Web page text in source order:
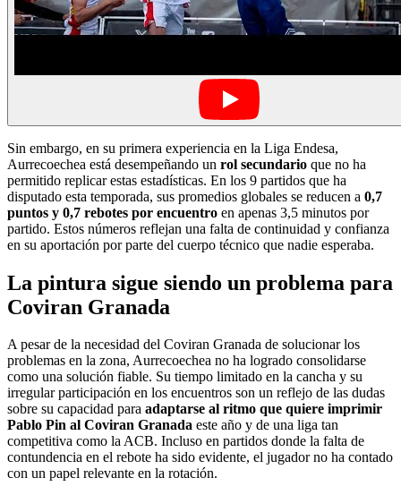
Sin embargo, en su primera experiencia en la Liga Endesa,
Aurrecoechea está desempeñando un rol secundario que no ha
permitido replicar estas estadísticas. En los 9 partidos que ha
disputado esta temporada, sus promedios globales se reducen a 0,7
puntos y 0,7 rebotes por encuentro en apenas 3,5 minutos por
partido. Estos números reflejan una falta de continuidad y confianza
en su aportación por parte del cuerpo técnico que nadie esperaba.
La pintura sigue siendo un problema para
Coviran Granada
A pesar de la necesidad del Coviran Granada de solucionar los
problemas en la zona, Aurrecoechea no ha logrado consolidarse
como una solución fiable. Su tiempo limitado en la cancha y su
irregular participación en los encuentros son un reflejo de las dudas
sobre su capacidad para adaptarse al ritmo que quiere imprimir
Pablo Pin al Coviran Granada este año y de una liga tan
competitiva como la ACB. Incluso en partidos donde la falta de
contundencia en el rebote ha sido evidente, el jugador no ha contado
con un papel relevante en la rotación.